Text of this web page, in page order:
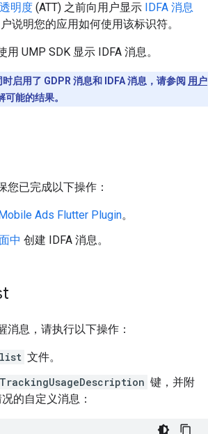
明度 (ATT) 之前向用户显示 IDFA 消息
说明您的应用如何使用该标识符。
UMP SDK 显示 IDFA 消息。
启用了 GDPR 消息和 IDFA 消息，请参阅 用户
可能的结果。
您已完成以下操作：
Ads Flutter Plugin。
中 创建 IDFA 消息。
消息，请执行以下操作：
文件。
键，并附
的自定义消息：